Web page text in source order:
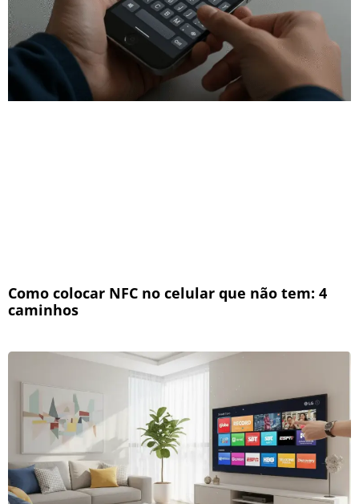
Como colocar NFC no celular que não tem: 4
caminhos